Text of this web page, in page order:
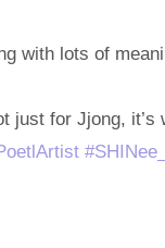
with lots of
for Jjong, it’s